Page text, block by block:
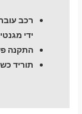
רכב
ידי
התקנה
תוריד